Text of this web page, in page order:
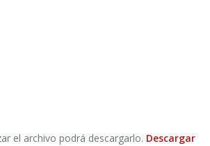
el archivo podrá descargarlo. Descargar